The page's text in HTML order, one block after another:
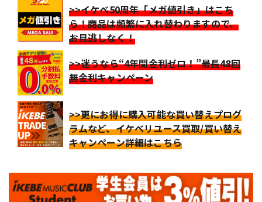
>>イケベ50周年「メガ値引き」はこち
ら！商品は頻繁に入れ替わりますので、
お見逃しなく！
>>迷うなら“4年間金利ゼロ！”最長48回
無金利キャンペーン
>>更にお得に購入可能な買い替えプログ
ラムなど、イケベリユース買取/買い替え
キャンペーン詳細はこちら